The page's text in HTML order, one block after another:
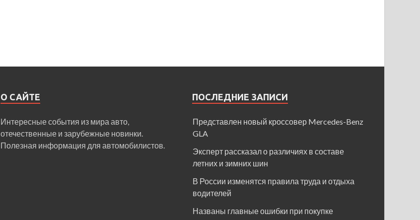
О САЙТЕ
Интересные события из мира авто,
отечественные и зарубежные новинки.
Полезная информация для автомобилистов.
ПОСЛЕДНИЕ ЗАПИСИ
Представлен новый кроссовер Mercedes-Benz
GLA
Эксперт рассказал о различиях в составе
летних и зимних шин
В России изменятся правила труда и отдыха
водителей
Названы главные ошибки при покупке